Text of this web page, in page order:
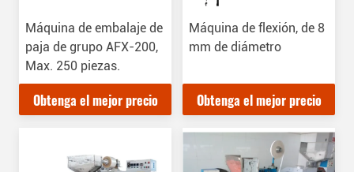
Máquina de embalaje de
paja de grupo AFX-200,
Max. 250 piezas.
Obtenga el mejor precio
Máquina de flexión, de 8
mm de diámetro
Obtenga el mejor precio